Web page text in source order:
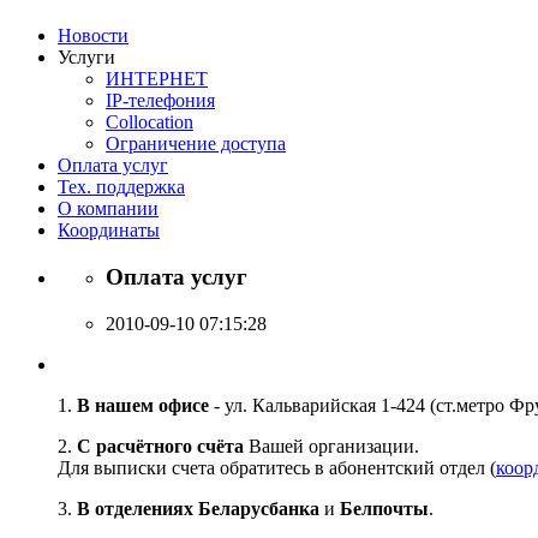
Новости
Услуги
ИНТЕРНЕТ
IP-телефония
Сollocation
Ограничение доступа
Оплата услуг
Тех. поддержка
О компании
Координаты
Оплата услуг
2010-09-10 07:15:28
1. В нашем офисе - ул. Кальварийская 1-424 (ст.метро
2. С расчётного счёта Вашей организации.
Для выписки счета обратитесь в абонентский отдел (
3. В отделениях Беларусбанка и Белпочты.